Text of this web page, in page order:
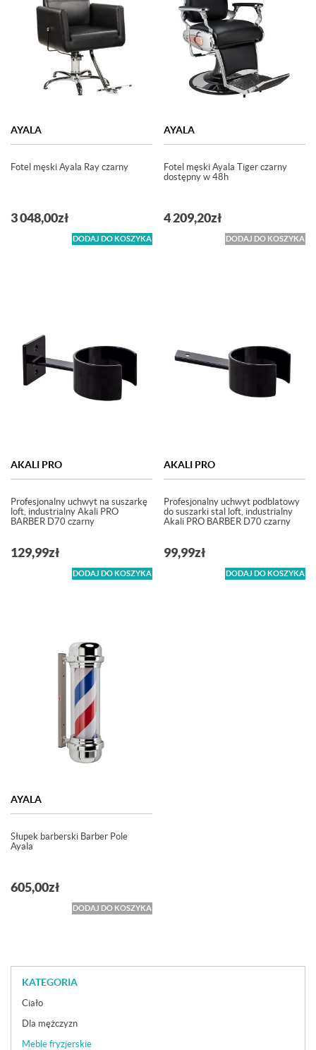
AYALA
Fotel męski Ayala Ray czarny
3 048,00zł
DODAJ DO KOSZYKA
AYALA
Fotel męski Ayala Tiger czarny
dostępny w 48h
4 209,20zł
DODAJ DO KOSZYKA
AKALI PRO
Profesjonalny uchwyt na suszarkę
loft, industrialny Akali PRO
BARBER D70 czarny
129,99zł
DODAJ DO KOSZYKA
AKALI PRO
Profesjonalny uchwyt podblatowy
do suszarki stal loft, industrialny
Akali PRO BARBER D70 czarny
99,99zł
DODAJ DO KOSZYKA
AYALA
Słupek barberski Barber Pole
Ayala
605,00zł
DODAJ DO KOSZYKA
KATEGORIA
Ciało
Dla mężczyzn
Meble fryzjerskie